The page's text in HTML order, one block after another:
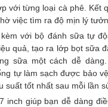
với từng loại cà phê. Kết
việc tìm ra độ mịn lý
với bộ đánh sữa tự
quả, tạo ra lớp bọt sữa
sữa một cách dễ
tự làm sạch được bảo
suất tốt nhất sau mỗi lần
inch giúp bạn dễ dàng